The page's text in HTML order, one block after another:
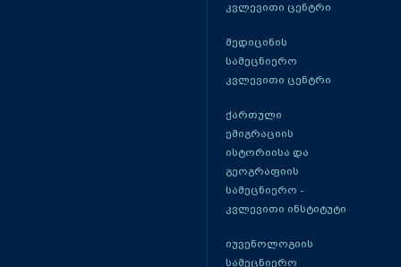
კვლევითი ცენტრი
მედიცინის
სამეცნიერო
კვლევითი ცენტრი
ქართული
ემიგრაციის
ისტორიისა და
გეოგრაფიის
სამეცნიერო -
კვლევითი ინსტიტუტი
იუვენოლოგიის
სამეცნიერო